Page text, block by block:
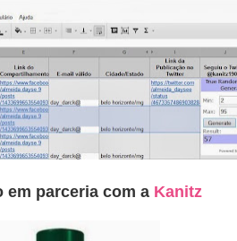
em parceria com a Kanitz